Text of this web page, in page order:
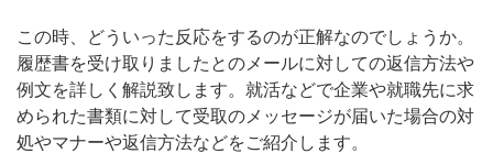
この時、どういった反応をするのが正解なのでしょうか。
履歴書を受け取りましたとのメールに対しての返信方法や
例文を詳しく解説致します。就活などで企業や就職先に求
められた書類に対して受取のメッセージが届いた場合の対
処やマナーや返信方法などをご紹介します。